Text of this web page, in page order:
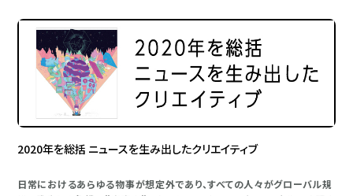
2020年を総括 ニュースを生み出したクリエイティブ
日常におけるあらゆる物事が想定外であり、すべての人々がグローバル規